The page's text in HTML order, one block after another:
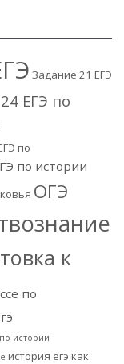
Задание 21 ЕГЭ
ЕГЭ по
по
по истории
ОГЭ
к
по
истории
история егэ как